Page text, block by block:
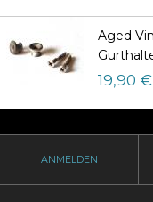
Aged
19,90
ANMELDEN